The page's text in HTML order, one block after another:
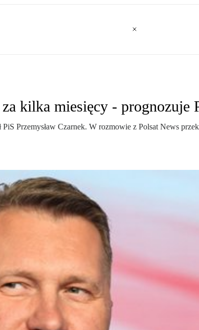
kilka miesięcy - prognozuje
Przemysław Czarnek. W rozmowie z Polsat News